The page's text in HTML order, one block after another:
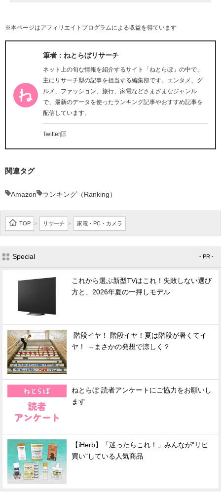
※本ページはアフィリエイトプログラムによる収益を得ています
筆者：ねとらぼリサーチ
ネット上の旬な情報を紹介するサイト「ねとらぼ」の中で、
主にリサーチ型の記事を担当する編集部です。エンタメ、グ
ルメ、ファッション、旅行、家電などさまざまなジャンル
で、最新のデータを使ったランキング記事やおすすめ記事を
配信しています。
Twitter
関連タグ
Amazon ランキング（Ranking）
TOP > リサーチ > 家電・PC・カメラ
Special - PR -
これから選ぶ新型TVはこれ！失敗しない選び
方と、2026年夏の一押しモデル
階段イヤ！ 階段イヤ！夏は階段が暑くてイ
ヤ！ →まさかの発想で涼しく？
ねとらぼ 読者アンケートにご協力をお願いし
ます
【iHerb】「迷ったらこれ！」みんなが"リピ
買い"している人気商品